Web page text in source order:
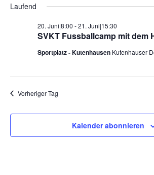
21.
2026
Laufend
SVKT Fussballcamp mit dem
20. Juni|8:00 -21. Juni|15:30
Sportplatz - Kutenhausen Kutenhauser
Vorheriger Tag
Kalender abonnieren